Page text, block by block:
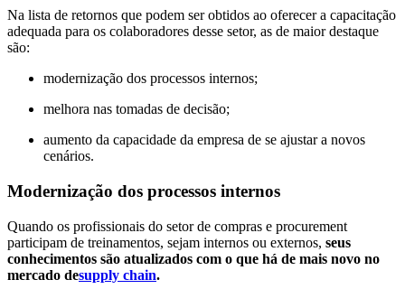
Na lista de retornos que podem ser obtidos ao oferecer a capacitação
adequada para os colaboradores desse setor, as de maior destaque
são:
modernização dos processos internos;
melhora nas tomadas de decisão;
aumento da capacidade da empresa de se ajustar a novos
cenários.
Modernização dos processos internos
Quando os profissionais do setor de compras e procurement
participam de treinamentos, sejam internos ou externos, seus
conhecimentos são atualizados com o que há de mais novo no
mercado desupply chain.